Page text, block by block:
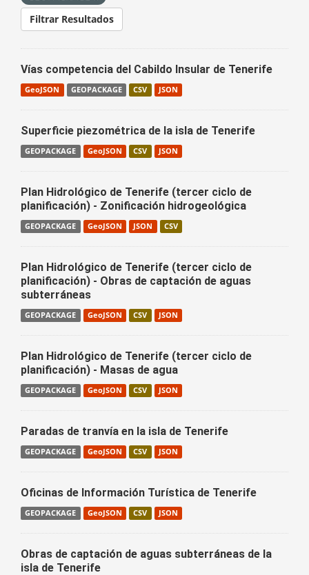
Filtrar Resultados
Vías competencia del Cabildo Insular de Tenerife
GeoJSON GEOPACKAGE CSV JSON
Superficie piezométrica de la isla de Tenerife
GEOPACKAGE GeoJSON CSV JSON
Plan Hidrológico de Tenerife (tercer ciclo de
planificación) - Zonificación hidrogeológica
GEOPACKAGE GeoJSON JSON CSV
Plan Hidrológico de Tenerife (tercer ciclo de
planificación) - Obras de captación de aguas
subterráneas
GEOPACKAGE GeoJSON CSV JSON
Plan Hidrológico de Tenerife (tercer ciclo de
planificación) - Masas de agua
GEOPACKAGE GeoJSON CSV JSON
Paradas de tranvía en la isla de Tenerife
GEOPACKAGE GeoJSON CSV JSON
Oficinas de Información Turística de Tenerife
GEOPACKAGE GeoJSON CSV JSON
Obras de captación de aguas subterráneas de la
isla de Tenerife